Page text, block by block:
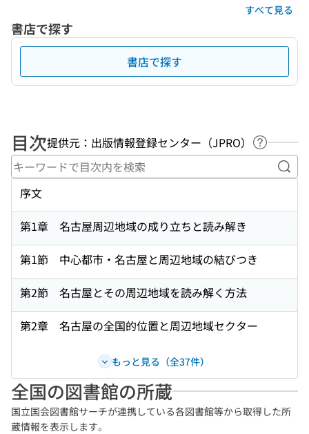
すべて見る
書店で探す
書店で探す
目次提供元：出版情報登録センター（JPRO）
ヘルプペ
キ
序文
第1章 名古屋周辺地域の成り立ちと読み解き
第1節 中心都市・名古屋と周辺地域の結びつき
第2節 名古屋とその周辺地域を読み解く方法
第2章 名古屋の全国的位置と周辺地域セクター
もっと見る（全37件）
全国の図書館の所蔵
国立国会図書館サーチが連携している各図書館等から取得した所
蔵情報を表示します。